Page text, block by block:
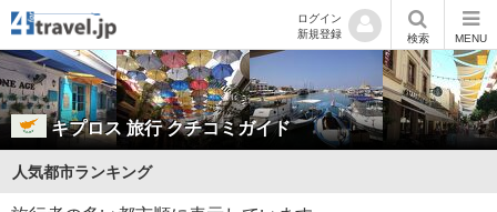
ログイン
新規登録
検索 MENU
キプロス 旅行 クチコミガイド
人気都市ランキング